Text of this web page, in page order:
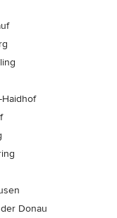
Haidhof
Donau